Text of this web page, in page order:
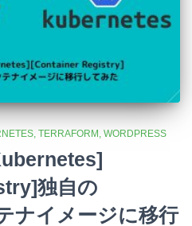
TERRAFORM WORDPRESS
独自の
ナイメージに移行